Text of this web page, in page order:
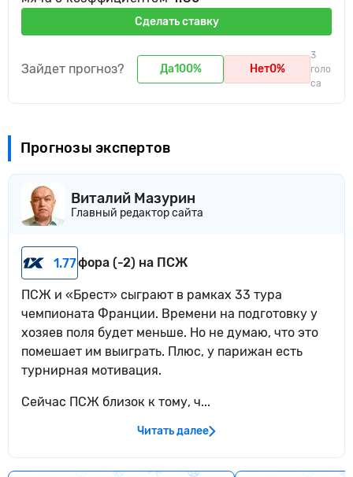
Сделать ставку
Зайдет прогноз? Да100% Нет0%
3
голо
са
Прогнозы экспертов
Виталий Мазурин
Главный редактор сайта
1.77фора (-2) на ПСЖ
ПСЖ и «Брест» сыграют в рамках 33 тура
чемпионата Франции. Времени на подготовку у
хозяев поля будет меньше. Но не думаю, что это
помешает им выиграть. Плюс, у парижан есть
турнирная мотивация.
Сейчас ПСЖ близок к тому, ч...
Читать далее